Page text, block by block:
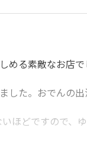
6人くらいで座れ
う出汁にたこ焼
める素敵なお店で
した。おでんの
ほどですので、